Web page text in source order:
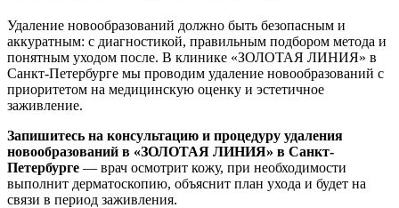
Удаление новообразований должно быть безопасным и
аккуратным: с диагностикой, правильным подбором метода и
понятным уходом после. В клинике «ЗОЛОТАЯ ЛИНИЯ» в
Санкт-Петербурге мы проводим удаление новообразований с
приоритетом на медицинскую оценку и эстетичное
заживление.
Запишитесь на консультацию и процедуру удаления
новообразований в «ЗОЛОТАЯ ЛИНИЯ» в Санкт-
Петербурге — врач осмотрит кожу, при необходимости
выполнит дерматоскопию, объяснит план ухода и будет на
связи в период заживления.